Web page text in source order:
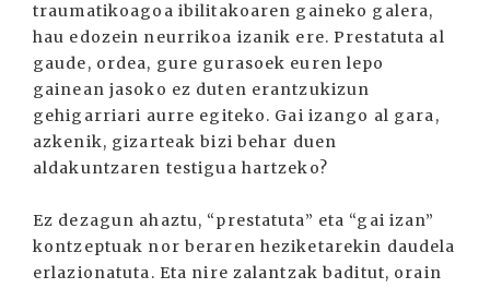
traumatikoagoa ibilitakoaren gaineko galera,
hau edozein neurrikoa izanik ere. Prestatuta al
gaude, ordea, gure gurasoek euren lepo
gainean jasoko ez duten erantzukizun
gehigarriari aurre egiteko. Gai izango al gara,
azkenik, gizarteak bizi behar duen
aldakuntzaren testigua hartzeko?
Ez dezagun ahaztu, “prestatuta” eta “gai izan”
kontzeptuak nor beraren heziketarekin daudela
erlazionatuta. Eta nire zalantzak baditut, orain